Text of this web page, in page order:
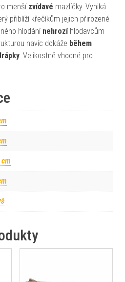
menší zvídavé mazlíčky. Vyniká
přiblíží křečíkům jejich přirozené
hlodánínehrozíhlodavcům
navíc dokáže během
. Velikostně vhodné pro